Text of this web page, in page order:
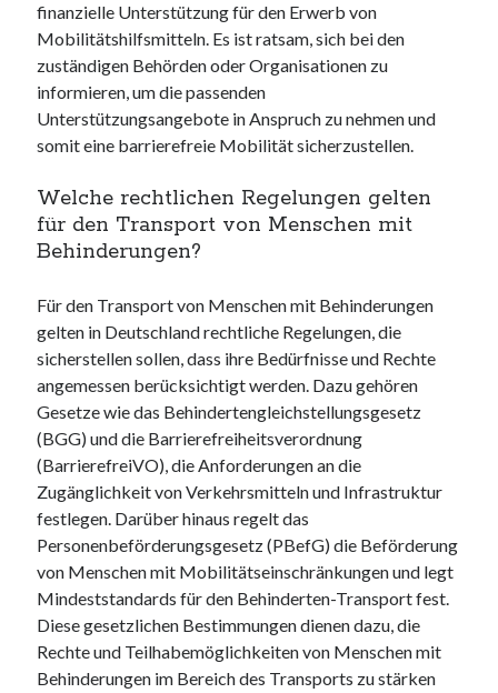
finanzielle Unterstützung für den Erwerb von
Mobilitätshilfsmitteln. Es ist ratsam, sich bei den
zuständigen Behörden oder Organisationen zu
informieren, um die passenden
Unterstützungsangebote in Anspruch zu nehmen und
somit eine barrierefreie Mobilität sicherzustellen.
Welche rechtlichen Regelungen gelten
für den Transport von Menschen mit
Behinderungen?
Für den Transport von Menschen mit Behinderungen
gelten in Deutschland rechtliche Regelungen, die
sicherstellen sollen, dass ihre Bedürfnisse und Rechte
angemessen berücksichtigt werden. Dazu gehören
Gesetze wie das Behindertengleichstellungsgesetz
(BGG) und die Barrierefreiheitsverordnung
(BarrierefreiVO), die Anforderungen an die
Zugänglichkeit von Verkehrsmitteln und Infrastruktur
festlegen. Darüber hinaus regelt das
Personenbeförderungsgesetz (PBefG) die Beförderung
von Menschen mit Mobilitätseinschränkungen und legt
Mindeststandards für den Behinderten-Transport fest.
Diese gesetzlichen Bestimmungen dienen dazu, die
Rechte und Teilhabemöglichkeiten von Menschen mit
Behinderungen im Bereich des Transports zu stärken